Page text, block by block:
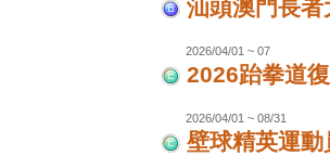
汕頭澳門長
2026/04/01 ~ 07
2026跆拳道
2026/04/01 ~ 08/31
壁球精英運